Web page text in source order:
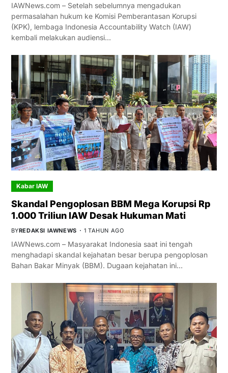
IAWNews.com – Setelah sebelumnya mengadukan
permasalahan hukum ke Komisi Pemberantasan Korupsi
(KPK), lembaga Indonesia Accountability Watch (IAW)
kembali melakukan audiensi…
Kabar IAW
Skandal Pengoplosan BBM Mega Korupsi Rp
1.000 Triliun IAW Desak Hukuman Mati
BYREDAKSI IAWNEWS 1 TAHUN AGO
IAWNews.com – Masyarakat Indonesia saat ini tengah
menghadapi skandal kejahatan besar berupa pengoplosan
Bahan Bakar Minyak (BBM). Dugaan kejahatan ini…